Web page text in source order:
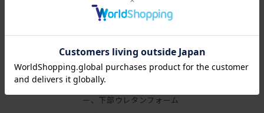
クッションで囲まれているデザインは、
どこに背を預けても、頭を置いても痛くならず、
91cm
[高さ(H)]
71cm
[座面高さ(SH)]
41cm
[本体]
背・肘クッション：スモールフェザー (ウレタ
ー、下部ウレタンフォーム